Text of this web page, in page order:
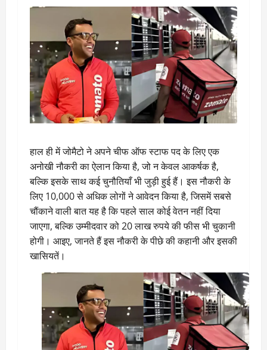
हाल ही में जोमैटो ने अपने चीफ ऑफ स्टाफ पद के लिए एक
अनोखी नौकरी का ऐलान किया है, जो न केवल आकर्षक है,
बल्कि इसके साथ कई चुनौतियाँ भी जुड़ी हुई हैं। इस नौकरी के
लिए 10,000 से अधिक लोगों ने आवेदन किया है, जिसमें सबसे
चौंकाने वाली बात यह है कि पहले साल कोई वेतन नहीं दिया
जाएगा, बल्कि उम्मीदवार को 20 लाख रुपये की फीस भी चुकानी
होगी। आइए, जानते हैं इस नौकरी के पीछे की कहानी और इसकी
खासियतें।